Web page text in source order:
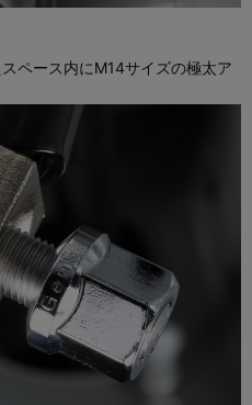
ペース内にM14サイズの極太ア